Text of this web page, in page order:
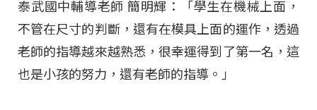
泰武國中輔導老師 簡明輝：「學生在機械上面，
不管在尺寸的判斷，還有在模具上面的運作，透過
老師的指導越來越熟悉，很幸運得到了第一名，這
也是小孩的努力，還有老師的指導。」